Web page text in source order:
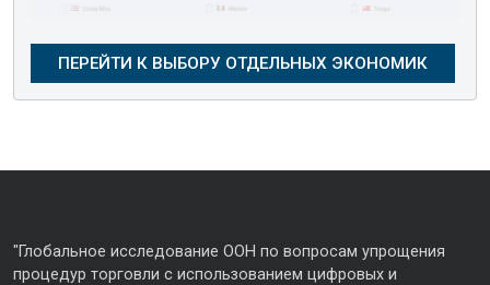
"Глобальное исследование ООН по вопросам упрощения
процедур торговли с использованием цифровых и